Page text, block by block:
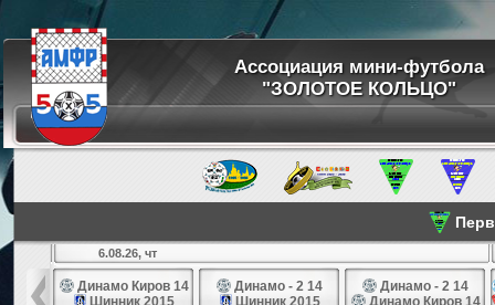
Ассоциация мини-футбола
"ЗОЛОТОЕ КОЛЬЦО"
14
6.08.26, чт
Динамо Киров 14
Шинник 2015
Динамо - 2 14
Шинник 2015
Динамо - 2 14
Динамо Киров 14